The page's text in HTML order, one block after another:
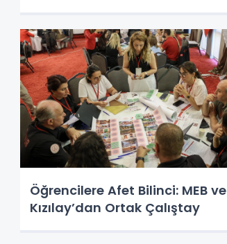
Öğrencilere Afet Bilinci: MEB ve
Kızılay’dan Ortak Çalıştay